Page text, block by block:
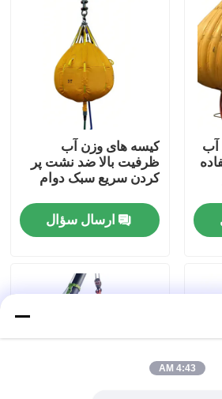
دریایی
آب
کیسه های وزن آب
ظرفیت بالا ضد نشت پر
کردن سریع سبک دوام
ارسال سؤال
4:43 AM